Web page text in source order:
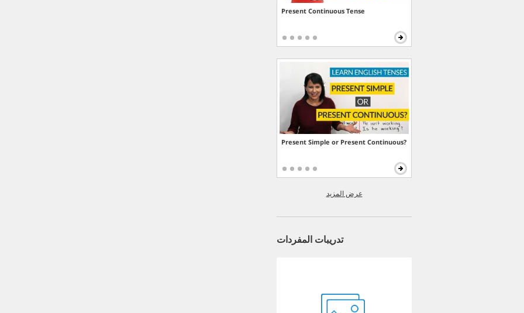
Present Continuous Tense
Present Simple or Present Continuous?
عرض المزيد
تدريبات المفردات